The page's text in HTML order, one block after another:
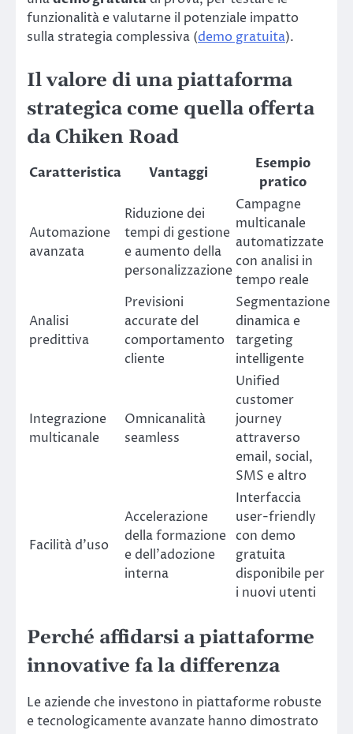
funzionalità e valutarne il potenziale impatto
sulla strategia complessiva (demo gratuita).
Il valore di una piattaforma
strategica come quella offerta
da Chiken Road
Caratteristica Vantaggi
Esempio
pratico
Automazione
avanzata
Riduzione dei
tempi di gestione
e aumento della
personalizzazione
Campagne
multicanale
automatizzate
con analisi in
tempo reale
Analisi
predittiva
Previsioni
accurate del
comportamento
cliente
Segmentazione
dinamica e
targeting
intelligente
Integrazione
multicanale
Omnicanalità
seamless
Unified
customer
journey
attraverso
email, social,
SMS e altro
Facilità d’uso
Accelerazione
della formazione
e dell’adozione
interna
Interfaccia
user-friendly
con demo
gratuita
disponibile per
i nuovi utenti
Perché affidarsi a piattaforme
innovative fa la differenza
Le aziende che investono in piattaforme robuste
e tecnologicamente avanzate hanno dimostrato